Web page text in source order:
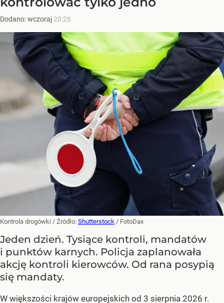
Dodano:wczoraj 20:26
Kontrola drogówki / Źródło: Shutterstock / FotoDax
Jeden dzień. Tysiące kontroli, mandatów
i punktów karnych. Policja zaplanowała
akcję kontroli kierowców. Od rana posypią
się mandaty.
W większości krajów europejskich od 3 sierpnia 2026 r.